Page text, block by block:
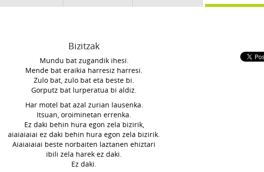
Bizitzak
Mundu bat zugandik ihesi.
Mende bat eraikia harresiz harresi.
Zulo bat, zulo bat eta beste bi.
Gorputz bat lurperatua bi aldiz.
Har motel bat azal zurian lausenka.
Itsuan, oroiminetan errenka.
Ez daki behin hura egon zela bizirik,
aiaiaiaiai ez daki behin hura egon zela bizirik.
Aiaiaiaiai beste norbaiten laztanen ehiztari
ibili zela harek ez daki.
Ez daki.